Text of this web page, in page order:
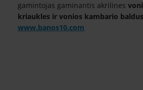
gamintojas gaminantis akrilines
kriaukles ir vonios kambario baldus
www.banos10.com